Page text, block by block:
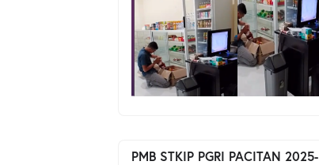
PMB STKIP PGRI PACITAN 2025-